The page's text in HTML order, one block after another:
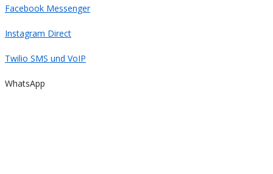
Facebook Messenger
Instagram Direct
Twilio SMS und VoIP
WhatsApp